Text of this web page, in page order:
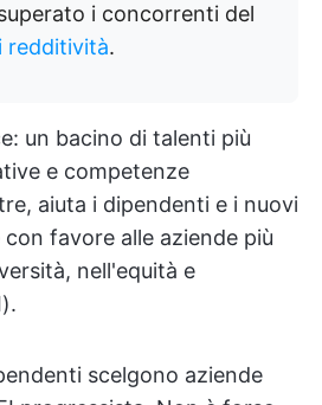
i concorrenti del
redditività.
un bacino di talenti più
e competenze
aiuta i dipendenti e i nuovi
favore alle aziende più
nell'equità e
scelgono aziende